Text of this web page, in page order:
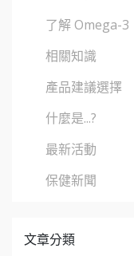
了解 Omega-3
相關知識
產品建議選擇
什麼是...?
最新活動
保健新聞
文章分類